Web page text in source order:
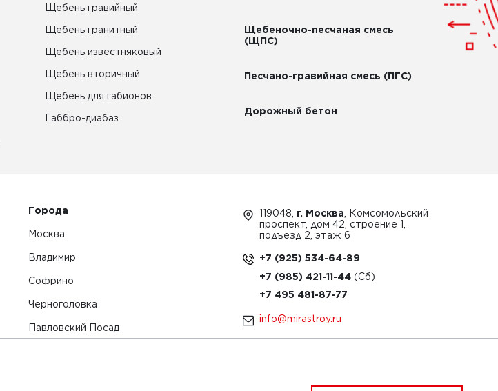
Щебень гравийный
Щебень гранитный
Щебень известняковый
Щебень вторичный
Щебень для габионов
Габбро-диабаз
Щебеночно-песчаная смесь
(ЩПС)
Песчано-гравийная смесь (ПГС)
Дорожный бетон
Города
Москва
Владимир
Софрино
Черноголовка
Павловский Посад
119048, г. Москва , Комсомольский
проспект, дом 42, строение 1,
подъезд 2, этаж 6
+7 (925) 534-64-89
+7 (985) 421-11-44
+7 495 481-87-77
info@mirastroy.ru